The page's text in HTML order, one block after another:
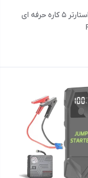
پاور جامپ استارتر ۵ کاره حرفه ای